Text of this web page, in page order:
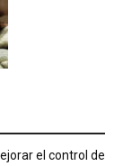
el control de